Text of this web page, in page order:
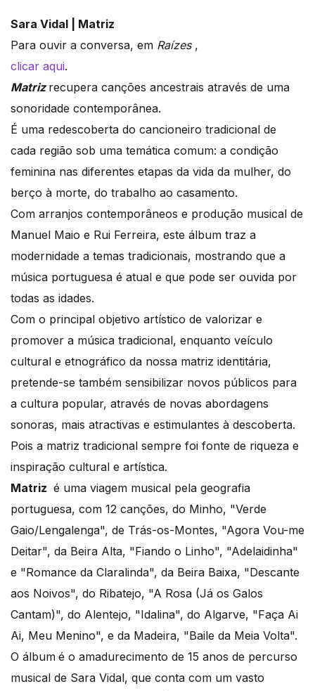
Sara Vidal | Matriz
Para ouvir a conversa, em Raízes ,
clicar aqui.
Matrizrecupera canções ancestrais através de uma
sonoridade contemporânea.
É uma redescoberta do cancioneiro tradicional de
cada região sob uma temática comum: a condição
feminina nas diferentes etapas da vida da mulher, do
berço à morte, do trabalho ao casamento.
Com arranjos contemporâneos e produção musical de
Manuel Maio e Rui Ferreira, este álbum traz a
modernidade a temas tradicionais, mostrando que a
música portuguesa é atual e que pode ser ouvida por
todas as idades.
Com o principal objetivo artístico de valorizar e
promover a música tradicional, enquanto veículo
cultural e etnográfico da nossa matriz identitária,
pretende-se também sensibilizar novos públicos para
a cultura popular, através de novas abordagens
sonoras, mais atractivas e estimulantes à descoberta.
Pois a matriz tradicional sempre foi fonte de riqueza e
inspiração cultural e artística.
Matriz é uma viagem musical pela geografia
portuguesa, com 12 canções, do Minho, "Verde
Gaio/Lengalenga", de Trás-os-Montes, "Agora Vou-me
Deitar", da Beira Alta, "Fiando o Linho", "Adelaidinha"
e "Romance da Claralinda", da Beira Baixa, "Descante
aos Noivos", do Ribatejo, "A Rosa (Já os Galos
Cantam)", do Alentejo, "Idalina", do Algarve, "Faça Ai
Ai, Meu Menino", e da Madeira, "Baile da Meia Volta".
O álbum é o amadurecimento de 15 anos de percurso
musical de Sara Vidal, que conta com um vasto